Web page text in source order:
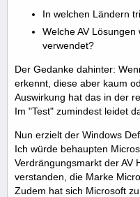
In welchen Ländern
Welche AV
verwendet?
Der Gedanke dahinter:
erkennt, diese aber kaum
Auswirkung hat das in der
Im "Test" zumindest leidet
Nun erzielt der Windows
Ich würde behaupten
Verdrängungsmarkt der AV
verstanden, die Marke
Zudem hat sich Microsoft